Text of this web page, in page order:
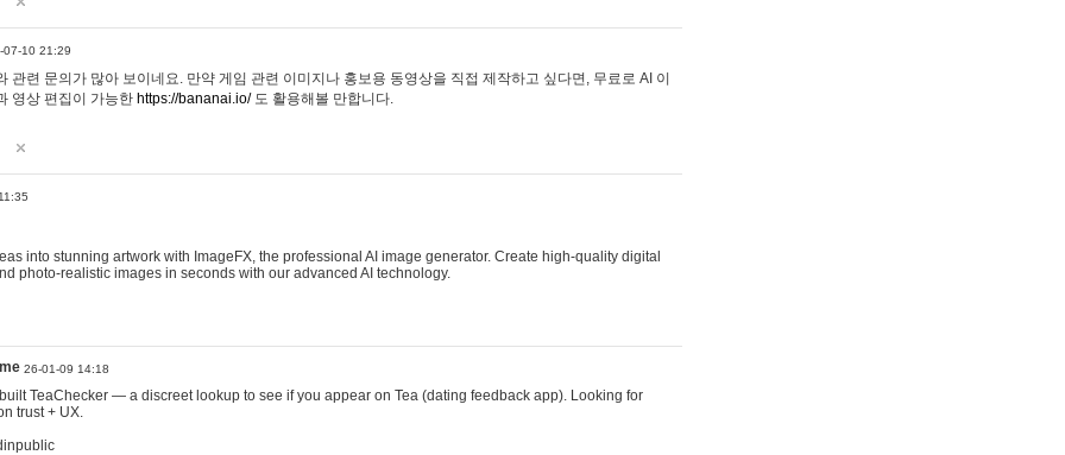
07-10 21:29
관련 문의가 많아 보이네요. 만약 게임 관련 이미지나 홍보용 동영상을 직접 제작하고 싶다면, 무료로 AI 이
영상 편집이 가능한 https://bananai.io/도 활용해볼 만합니다.
into stunning artwork with ImageFX, the professional AI image generator. Create high-quality digital
photo-realistic images in seconds with our advanced AI technology.
26-01-09 14:18
TeaChecker — a discreet lookup to see if you appear on Tea (dating feedback app). Looking for
trust + UX.